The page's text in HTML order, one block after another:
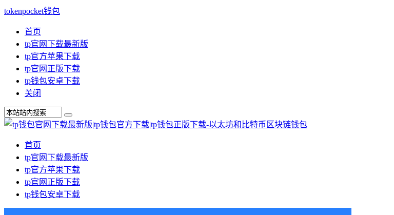
tokenpocket钱包
首页
tp官网下载最新版
tp官方苹果下载
tp官网正版下载
tp钱包安卓下载
关闭
首页
tp官网下载最新版
tp官方苹果下载
tp官网正版下载
tp钱包安卓下载